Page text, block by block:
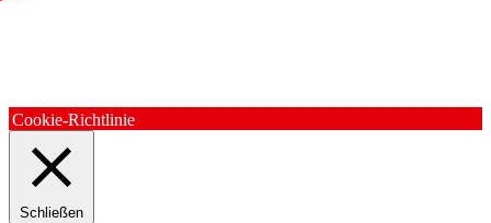
Cookie-Richtlinie
Schließen